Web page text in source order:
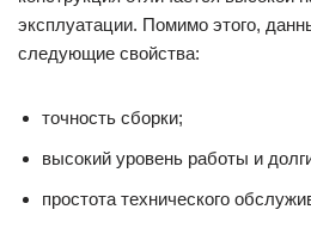
эксплуатации. Помимо этого,
следующие свойства:
точность сборки;
высокий уровень работы и
простота технического